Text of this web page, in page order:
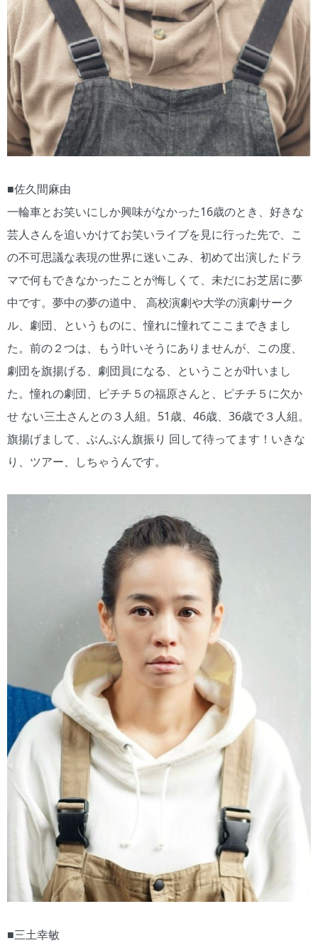
■佐久間麻由
一輪車とお笑いにしか興味がなかった16歳のとき、好きな
芸人さんを追いかけてお笑いライブを見に行った先で、こ
の不可思議な表現の世界に迷いこみ、初めて出演したドラ
マで何もできなかったことが悔しくて、未だにお芝居に夢
中です。夢中の夢の道中、 高校演劇や大学の演劇サーク
ル、劇団、というものに、憧れに憧れてここまできまし
た。前の２つは、もう叶いそうにありませんが、この度、
劇団を旗揚げる、劇団員になる、ということが叶いまし
た。憧れの劇団、ピチチ５の福原さんと、ピチチ５に欠か
せ ない三土さんとの３人組。51歳、46歳、36歳で３人組。
旗揚げまして、ぶんぶん旗振り 回して待ってます！いきな
り、ツアー、しちゃうんです。
■三土幸敏